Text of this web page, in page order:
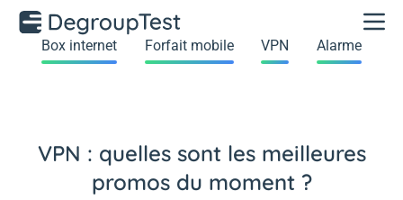
Box internet Forfait mobile VPN Alarme
VPN : quelles sont les meilleures
promos du moment ?